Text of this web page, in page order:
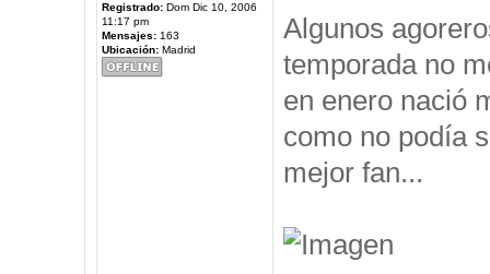
Registrado:Dom Dic 10, 2006
11:17 pm
Mensajes:163
Ubicación:Madrid
Algunos
temporada no
en enero nació
como no podía
mejor fan...